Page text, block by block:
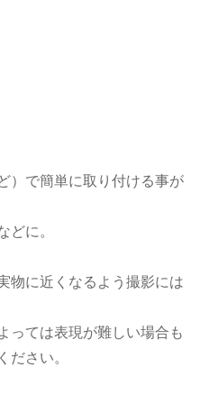
）で簡単に取り付ける事が
どに。
物に近くなるよう撮影には
ては表現が難しい場合も
ださい。